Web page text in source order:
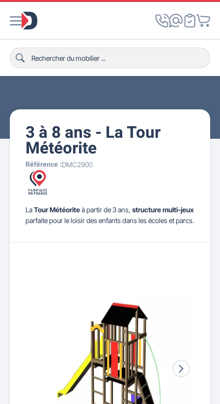
3 à 8 ans - La Tour
Météorite
Référence :DMC2900
LaTour Météoriteà partir de 3 ans, structure multi-jeux
parfaite pour le loisir des enfants dans les écoles et parcs.